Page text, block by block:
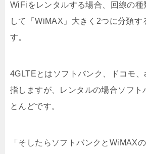
WiFiをレンタルする場合、回線の種
して「WiMAX」大きく2つに分類す
す。
4GLTEとはソフトバンク、ドコモ
指しますが、レンタルの場合ソフト
とんどです。
「そしたらソフトバンクとWiMAX